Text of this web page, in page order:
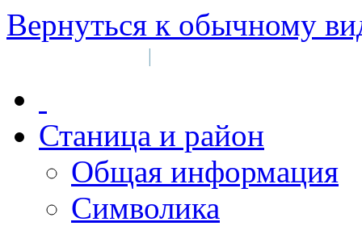
Вернуться к обычному
|
Станица и район
Общая информация
Символика